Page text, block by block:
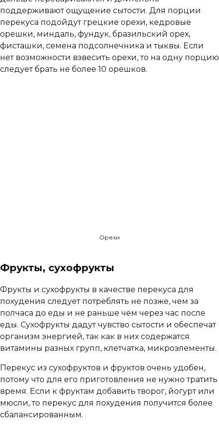
поддерживают ощущение сытости. Для порции
перекуса подойдут грецкие орехи, кедровые
орешки, миндаль, фундук, бразильский орех,
фисташки, семена подсолнечника и тыквы. Если
нет возможности взвесить орехи, то на одну порцию
следует брать не более 10 орешков.
Орехи
Фрукты, сухофрукты
Фрукты и сухофрукты в качестве перекуса для
похудения следует потреблять не позже, чем за
полчаса до еды и не раньше чем через час после
еды. Сухофрукты дадут чувство сытости и обеспечат
организм энергией, так как в них содержатся
витамины разных групп, клетчатка, микроэлементы.
Перекус из сухофруктов и фруктов очень удобен,
потому что для его приготовления не нужно тратить
время. Если к фруктам добавить творог, йогурт или
мюсли, то перекус для похудения получится более
сбалансированным.